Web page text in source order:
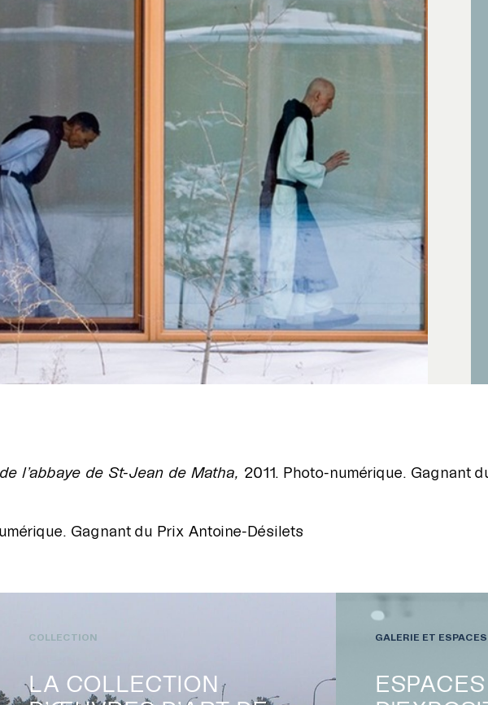
l’abbaye de St-Jean de Matha, 2011. Photo-numérique. Gagnant
Gagnant du Prix Antoine-Désilets
LA COLLECTION
COLLECTION
ESPACES
GALERIE ET